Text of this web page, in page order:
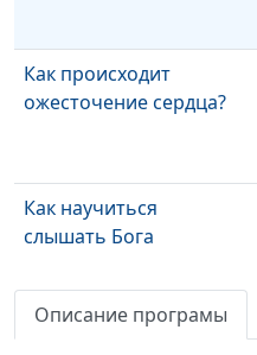
Как происходит
ожесточение сердца?
Как научиться
слышать Бога
Описание програмы